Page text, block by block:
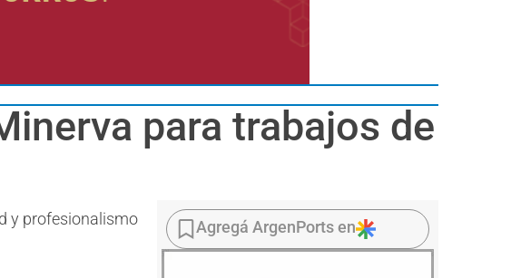
para trabajos de
y profesionalismo
Agregá ArgenPorts en